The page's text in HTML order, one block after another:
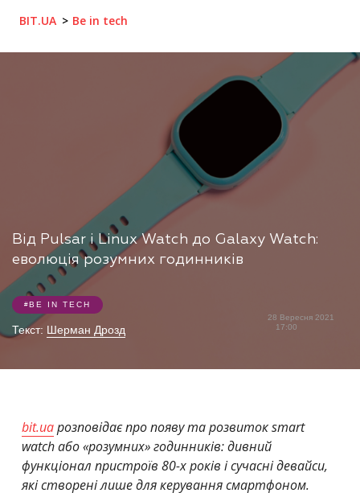
BIT.UA Be in tech
Від Pulsar і Linux Watch до Galaxy Watch:
еволюція розумних годинників
BE IN TECH
Текст: Шерман Дрозд
28 Вересня 2021
17:00
bit.uaрозповідає про появу та розвиток smart
watch або«розумних» годинників: дивний
функціонал пристроїв 80-х років і сучасні девайси,
які створені лише для керування смартфоном.